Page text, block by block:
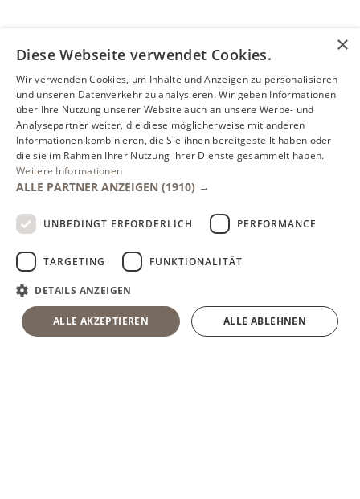
×
Diese Webseite verwendet Cookies.
Wir verwenden Cookies, um Inhalte und Anzeigen zu personalisieren
und unseren Datenverkehr zu analysieren. Wir geben Informationen
über Ihre Nutzung unserer Website auch an unsere Werbe- und
Analysepartner weiter, die diese möglicherweise mit anderen
Informationen kombinieren, die Sie ihnen bereitgestellt haben oder
die sie im Rahmen Ihrer Nutzung ihrer Dienste gesammelt haben.
Weitere Informationen
ALLE PARTNER ANZEIGEN (1910) →
UNBEDINGT ERFORDERLICH PERFORMANCE
TARGETING FUNKTIONALITÄT
DETAILS ANZEIGEN
ALLE AKZEPTIEREN ALLE ABLEHNEN